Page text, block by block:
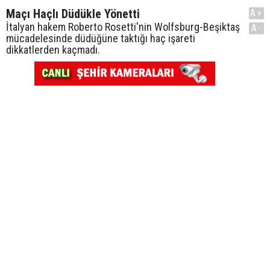
Maçı Haçlı Düdükle Yönetti
İtalyan hakem Roberto Rosetti'nin Wolfsburg-Beşiktaş
mücadelesinde düdüğüne taktığı haç işareti
dikkatlerden kaçmadı.
A+
A-